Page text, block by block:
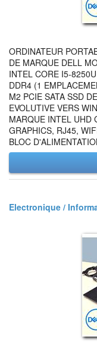
ORDINATEUR
DE MARQUE DELL
INTEL CORE I5-
DDR4 (1
M2 PCIE SATA SSD
EVOLUTIVE VERS
MARQUE INTEL UHD
GRAPHICS, RJ45,
BLOC
Electronique /